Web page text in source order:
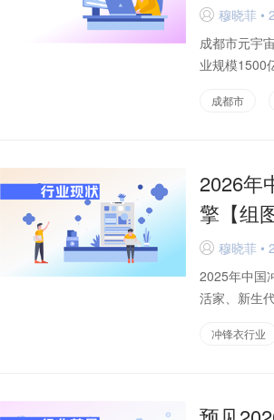
D 穆晓菲 •
成都市元宇
业规模1500
成都市
2026年
擎【组
D 穆晓菲 •
2025年中国
活家、新生
冲锋衣行业